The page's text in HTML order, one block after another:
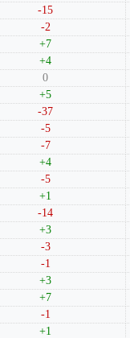
-15
-2
+7
+4
0
+5
-37
-5
-7
+4
-5
+1
-14
+3
-3
-1
+3
+7
-1
+1